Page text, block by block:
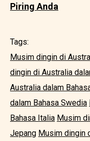
Piring Anda
Tags:
Musim dingin di
dingin di Australia
Australia dalam
dalam Bahasa Swedia
Bahasa Italia Musim
Jepang Musim dingin